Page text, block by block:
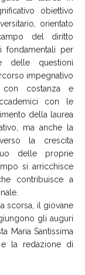
obiettivo
orientato
del diritto
fondamentali per
delle questioni
impegnativo
con costanza e
con le
della laurea
ma anche la
la crescita
delle proprie
si arricchisce
contribuisce a
scorsa, il giovane
gli auguri
Maria Santissima
la redazione di